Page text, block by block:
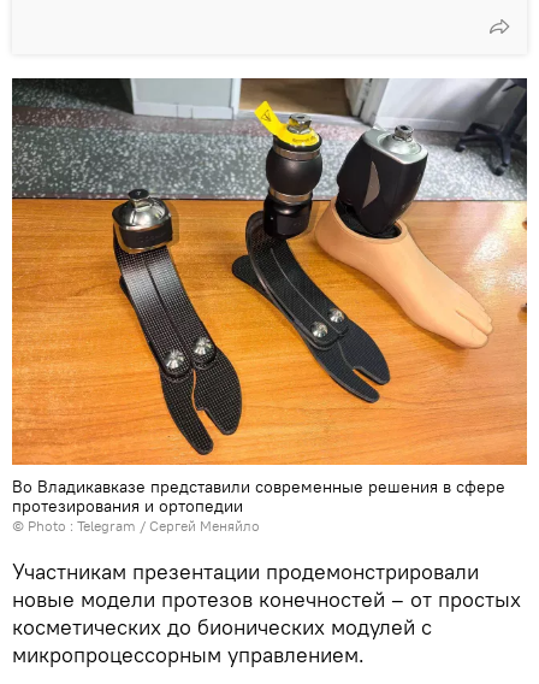
Во Владикавказе представили современные решения в сфере
протезирования и ортопедии
© Photo : Telegram / Сергей Меняйло
Участникам презентации продемонстрировали
новые модели протезов конечностей – от простых
косметических до бионических модулей с
микропроцессорным управлением.